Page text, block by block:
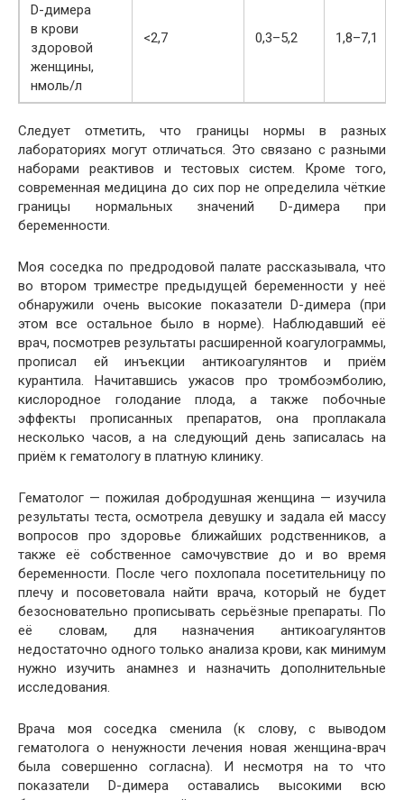
D-димера
в крови
здоровой
женщины,
нмоль/л
<2,7 0,3–5,2 1,8–7,1
Следует отметить, что границы нормы в разных
лабораториях могут отличаться. Это связано с разными
наборами реактивов и тестовых систем. Кроме того,
современная медицина до сих пор не определила чёткие
границы нормальных значений D-димера при
беременности.
Моя соседка по предродовой палате рассказывала, что
во втором триместре предыдущей беременности у неё
обнаружили очень высокие показатели D-димера (при
этом все остальное было в норме). Наблюдавший её
врач, посмотрев результаты расширенной коагулограммы,
прописал ей инъекции антикоагулянтов и приём
курантила. Начитавшись ужасов про тромбоэмболию,
кислородное голодание плода, а также побочные
эффекты прописанных препаратов, она проплакала
несколько часов, а на следующий день записалась на
приём к гематологу в платную клинику.
Гематолог — пожилая добродушная женщина — изучила
результаты теста, осмотрела девушку и задала ей массу
вопросов про здоровье ближайших родственников, а
также её собственное самочувствие до и во время
беременности. После чего похлопала посетительницу по
плечу и посоветовала найти врача, который не будет
безосновательно прописывать серьёзные препараты. По
её словам, для назначения антикоагулянтов
недостаточно одного только анализа крови, как минимум
нужно изучить анамнез и назначить дополнительные
исследования.
Врача моя соседка сменила (к слову, с выводом
гематолога о ненужности лечения новая женщина-врач
была совершенно согласна). И несмотря на то что
показатели D-димера оставались высокими всю